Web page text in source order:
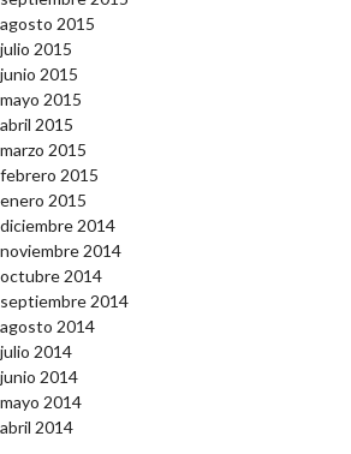
agosto 2015
julio 2015
junio 2015
mayo 2015
abril 2015
marzo 2015
febrero 2015
enero 2015
diciembre 2014
noviembre 2014
octubre 2014
septiembre 2014
agosto 2014
julio 2014
junio 2014
mayo 2014
abril 2014